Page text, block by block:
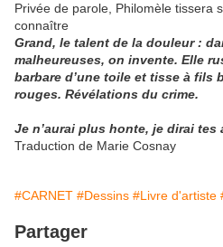
Privée de parole, Philomèle tissera
connaître
Grand, le talent de la douleur :
malheureuses, on invente. Elle
barbare d’une toile et tisse à fils
rouges. Révélations du crime.
Je n’aurai plus honte, je dirai tes
Traduction de Marie Cosnay
#CARNET #Dessins #Livre d'artiste
Partager